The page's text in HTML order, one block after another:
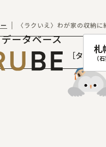
ータベース
［タテル
札
（
〈ラクいえ〉わが家の収納